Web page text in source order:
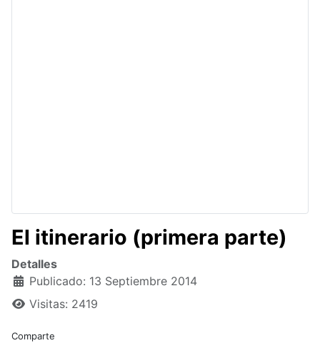
El itinerario (primera parte)
Detalles
Publicado: 13 Septiembre 2014
Visitas: 2419
Comparte